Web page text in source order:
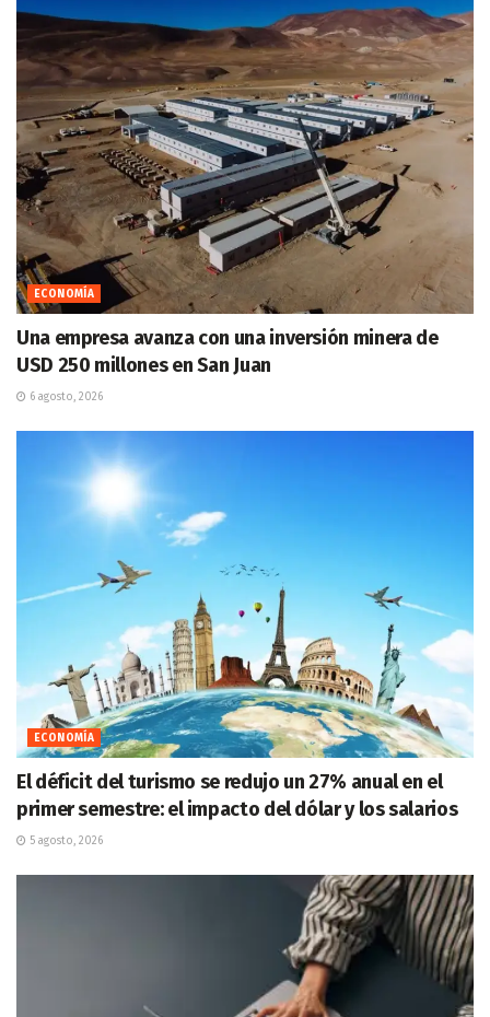
ECONOMÍA
Una empresa avanza con una inversión minera de
USD 250 millones en San Juan
6 agosto, 2026
ECONOMÍA
El déficit del turismo se redujo un 27% anual en el
primer semestre: el impacto del dólar y los salarios
5 agosto, 2026